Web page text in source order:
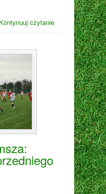
Kontynuuj czytanie